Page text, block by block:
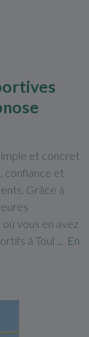
et concret
confiance et
Grâce à
vous en avez
à Toul ...
En